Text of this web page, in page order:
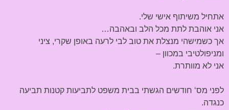
אתחיל משיתוף אישי שלי.
אני אוהבת לתת מכל הלב ובאהבה…
אך כשמישהי מנצלת את טוב לבי לרעה באופן שקרי, ציני
ומניפולטיבי במכוון –
אני לא מוותרת.
לפני מס‘ חודשים הגשתי בבית משפט לתביעות קטנות תביעה
כנגדה.